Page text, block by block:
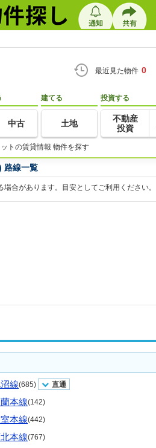
最近見た物件 0
中古
建てる
土地
投資する
不動産
投資
トの賃貸情報 物件を探す
路線一覧
合があります。目安としてご利用ください。
線(685) 直通
本線(142)
本線(442)
本線(767)